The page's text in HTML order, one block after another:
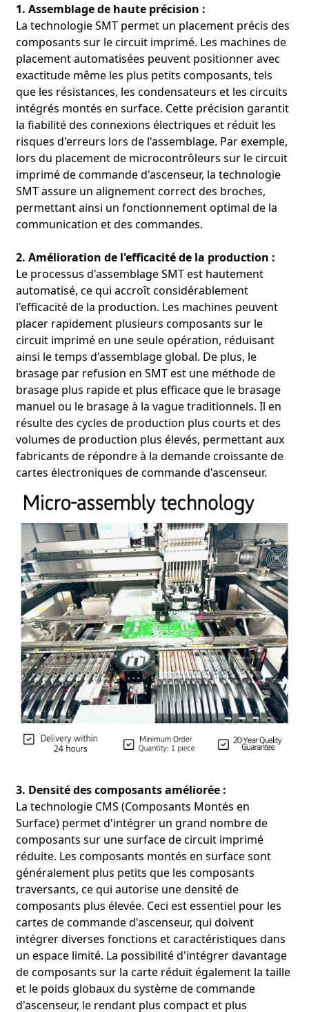
1. Assemblage de haute précision :
La technologie SMT permet un placement précis des
composants sur le circuit imprimé. Les machines de
placement automatisées peuvent positionner avec
exactitude même les plus petits composants, tels
que les résistances, les condensateurs et les circuits
intégrés montés en surface. Cette précision garantit
la fiabilité des connexions électriques et réduit les
risques d'erreurs lors de l'assemblage. Par exemple,
lors du placement de microcontrôleurs sur le circuit
imprimé de commande d'ascenseur, la technologie
SMT assure un alignement correct des broches,
permettant ainsi un fonctionnement optimal de la
communication et des commandes.
2. Amélioration de l'efficacité de la production :
Le processus d'assemblage SMT est hautement
automatisé, ce qui accroît considérablement
l'efficacité de la production. Les machines peuvent
placer rapidement plusieurs composants sur le
circuit imprimé en une seule opération, réduisant
ainsi le temps d'assemblage global. De plus, le
brasage par refusion en SMT est une méthode de
brasage plus rapide et plus efficace que le brasage
manuel ou le brasage à la vague traditionnels. Il en
résulte des cycles de production plus courts et des
volumes de production plus élevés, permettant aux
fabricants de répondre à la demande croissante de
cartes électroniques de commande d'ascenseur.
3. Densité des composants améliorée :
La technologie CMS (Composants Montés en
Surface) permet d'intégrer un grand nombre de
composants sur une surface de circuit imprimé
réduite. Les composants montés en surface sont
généralement plus petits que les composants
traversants, ce qui autorise une densité de
composants plus élevée. Ceci est essentiel pour les
cartes de commande d'ascenseur, qui doivent
intégrer diverses fonctions et caractéristiques dans
un espace limité. La possibilité d'intégrer davantage
de composants sur la carte réduit également la taille
et le poids globaux du système de commande
d'ascenseur, le rendant plus compact et plus
La conception de circuits imprimés à interconnexion
arbitraire présente plusieurs défis :
Intégrité du signal
Un routage complexe peut engendrer des problèmes de
signal tels que des interférences et des retards. Une
gestion précise du chemin du signal est donc cruciale,
Compatibilité électromagnétique (CEM)
Un câblage dense peut engendrer des interférences
électromagnétiques (IEM). Un blindage, une mise à la terre
et un filtrage efficaces sont essentiels pour respecter les
normes de compatibilité électromagnétique (CEM) et
minimiser les interférences avec d'autres appareils.
Gestion thermique
Les conceptions à haute densité peuvent entraîner une
accumulation de chaleur entre les composants. Une
distribution thermique adéquate et des solutions de
refroidissement, telles que des dissipateurs thermiques,
sont nécessaires pour éviter la surchauffe et garantir les
performances du circuit.
Complexité du routage
La gestion des connexions complexes et des croisements
de couches complexifie la conception et la fabrication. Un
routage clair et fiable est indispensable pour éviter les
courts-circuits et les problèmes de production.